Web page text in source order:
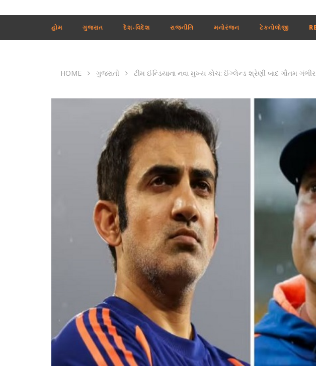
હોમ ગુજરાત દેશ-વિદેશ રાજનીતિ મનોરંજન ટેકનોલોજી
HOME ગુજરાતી ટીમ ઈન્ડિયાના નવા મુખ્ય કોચ: ઈંગ્લેન્ડ શ્રેણી બાદ ગૌતમ